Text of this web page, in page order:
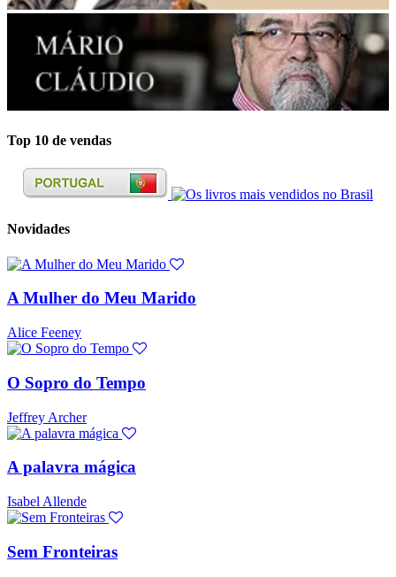
Top 10 de vendas
Novidades
A Mulher do Meu Marido
Alice Feeney
O Sopro do Tempo
Jeffrey Archer
A palavra mágica
Isabel Allende
Sem Fronteiras